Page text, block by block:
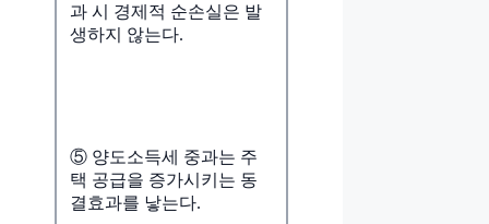
과 시 경제적 순손실은 발
생하지 않는다.
⑤ 양도소득세 중과는 주
택 공급을 증가시키는 동
결효과를 낳는다.